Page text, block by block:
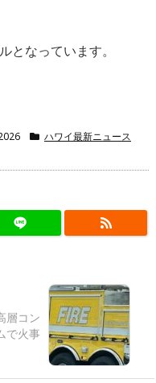
となっています。
ハワイ最新ニュース
層コン
で火事